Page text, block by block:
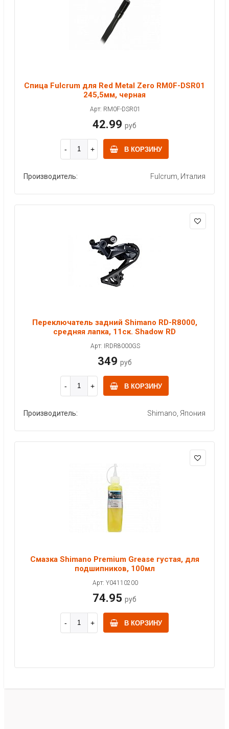
Спица Fulcrum для Red Metal Zero RM0F-DSR01
245,5мм, черная
Арт: RM0F-DSR01
42.99 руб
В КОРЗИНУ
Производитель: Fulcrum, Италия
Переключатель задний Shimano RD-R8000,
средняя лапка, 11ск. Shadow RD
Арт: IRDR8000GS
349 руб
В КОРЗИНУ
Производитель: Shimano, Япония
Смазка Shimano Premium Grease густая, для
подшипников, 100мл
Арт: Y04110200
74.95 руб
В КОРЗИНУ